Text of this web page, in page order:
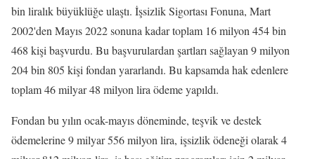
bin liralık büyüklüğe ulaştı. İşsizlik Sigortası Fonuna, Mart
2002'den Mayıs 2022 sonuna kadar toplam 16 milyon 454 bin
468 kişi başvurdu. Bu başvurulardan şartları sağlayan 9 milyon
204 bin 805 kişi fondan yararlandı. Bu kapsamda hak edenlere
toplam 46 milyar 48 milyon lira ödeme yapıldı.
Fondan bu yılın ocak-mayıs döneminde, teşvik ve destek
ödemelerine 9 milyar 556 milyon lira, işsizlik ödeneği olarak 4